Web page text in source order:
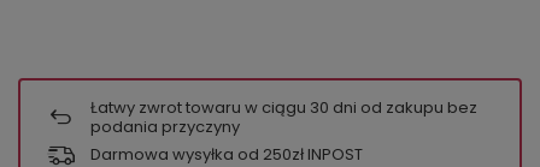
Łatwy zwrot towaru w ciągu 30 dni od zakupu bez
podania przyczyny
Darmowa wysyłka od 250zł INPOST